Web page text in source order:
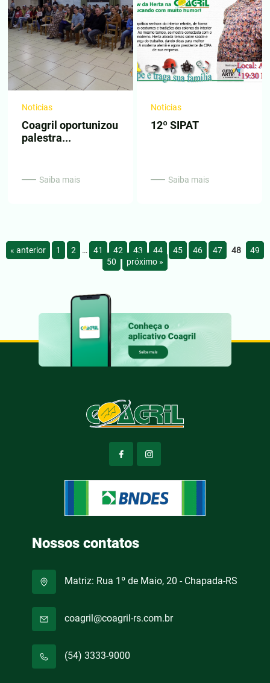
Noticias
Coagril oportunizou
palestra...
Saiba mais
Noticias
12º SIPAT
Saiba mais
« anterior 1 2 … 41 42 43 44 45 46 47 48
49
50
próximo »
Nossos contatos
Matriz: Rua 1º de Maio, 20 - Chapada-RS
coagril@coagril-rs.com.br
(54) 3333-9000